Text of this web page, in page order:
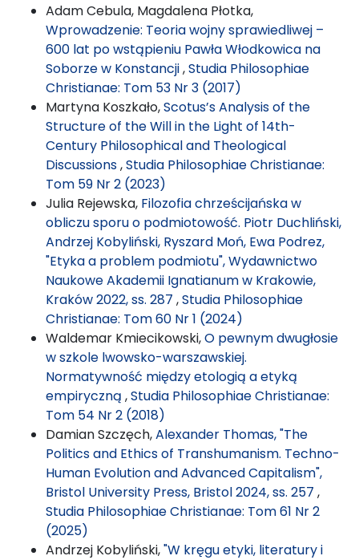
Adam Cebula, Magdalena Płotka,
Wprowadzenie: Teoria wojny sprawiedliwej –
600 lat po wstąpieniu Pawła Włodkowica na
Soborze w Konstancji,Studia Philosophiae
Christianae: Tom 53 Nr 3 (2017)
Martyna Koszkało,Scotus’s Analysis of the
Structure of the Will in the Light of 14th-
Century Philosophical and Theological
Discussions,Studia Philosophiae Christianae:
Tom 59 Nr 2 (2023)
Julia Rejewska, Filozofia chrześcijańska w
obliczu sporu o podmiotowość. Piotr Duchliński,
Andrzej Kobyliński, Ryszard Moń, Ewa Podrez,
"Etyka a problem podmiotu", Wydawnictwo
Naukowe Akademii Ignatianum w Krakowie,
Kraków 2022, ss. 287 ,Studia Philosophiae
Christianae: Tom 60 Nr 1 (2024)
Waldemar Kmiecikowski,O pewnym dwugłosie
w szkole lwowsko-warszawskiej.
Normatywność między etologią a etyką
empiryczną ,Studia Philosophiae Christianae:
Tom 54 Nr 2 (2018)
Damian Szczęch,Alexander Thomas, "The
Politics and Ethics of Transhumanism. Techno-
Human Evolution and Advanced Capitalism",
Bristol University Press, Bristol 2024, ss. 257 ,
Studia Philosophiae Christianae: Tom 61 Nr 2
(2025)
Andrzej Kobyliński,"W kręgu etyki, literatury i